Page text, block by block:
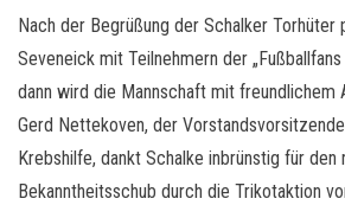
Nach der Begrüßung der Schalker Torhüter
Seveneick mit Teilnehmern der „Fußballfans
dann wird die Mannschaft mit freundlichem
Gerd Nettekoven, der
Krebshilfe, dankt Schalke inbrünstig für den
Bekanntheitsschub durch die Trikotaktion